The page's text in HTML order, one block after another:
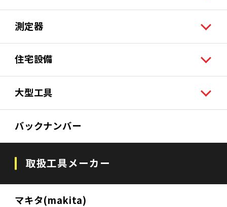
測定器
住宅設備
大型工具
バックナンバー
取扱工具メーカー
マキタ(makita)